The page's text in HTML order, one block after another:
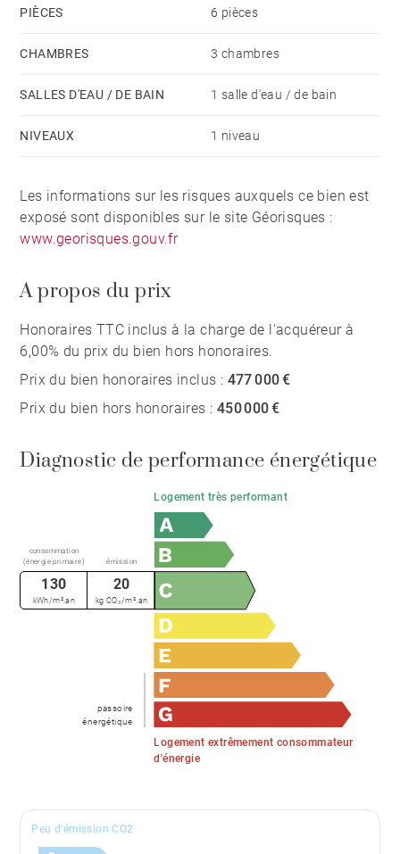
PIÈCES 6 pièces
CHAMBRES 3 chambres
SALLES D'EAU / DE BAIN 1 salle d'eau / de bain
NIVEAUX 1 niveau
Les informations sur les risques auxquels ce bien est
exposé sont disponibles sur le site Géorisques :
www.georisques.gouv.fr
A propos du prix
Honoraires TTC inclus à la charge de l'acquéreur à
6,00% du prix du bien hors honoraires.
Prix du bien honoraires inclus : 477 000 €
Prix du bien hors honoraires : 450 000 €
Diagnostic de performance énergétique
Logement très performant
Logement extrêmement consommateur
d'énergie
passoire
énergétique
consommation
(énergie primaire)
émission
130
kWh/m².an
20
kg CO₂/m².an
Peu d'émission CO2